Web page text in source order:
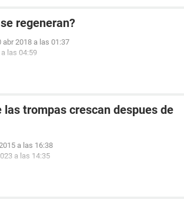
regeneran?
abr 2018 a las 01:37
las 04:59
las trompas crescan despues de
a las 16:38
a las 14:35